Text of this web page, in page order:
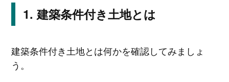
建築条件付き土地とは
建築条件付き土地とは何かを確認してみましょ
う。